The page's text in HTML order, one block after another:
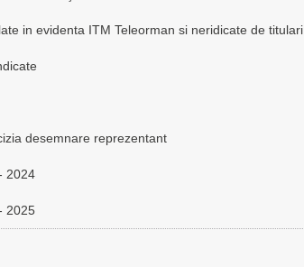
in evidenta ITM Teleorman si neridicate de titulari
desemnare reprezentant
2024
2025